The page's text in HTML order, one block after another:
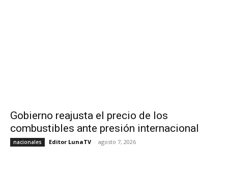
Gobierno reajusta el precio de los
combustibles ante presión internacional
nacionales Editor LunaTV - agosto 7, 2026